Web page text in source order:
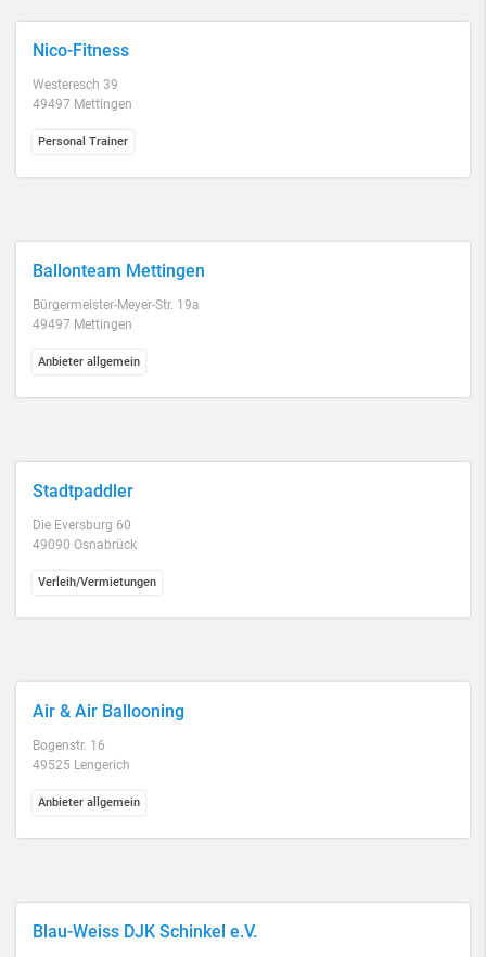
Nico-Fitness
Westeresch 39
49497 Mettingen
Personal Trainer
Ballonteam Mettingen
Bürgermeister-Meyer-Str. 19a
49497 Mettingen
Anbieter allgemein
Stadtpaddler
Die Eversburg 60
49090 Osnabrück
Verleih/Vermietungen
Air & Air Ballooning
Bogenstr. 16
49525 Lengerich
Anbieter allgemein
Blau-Weiss DJK Schinkel e.V.